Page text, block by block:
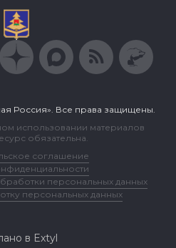
Россия». Все права защищены.
использовании материалов
обязательна.
соглашение
персональных данных
персональных данных
в Extyl